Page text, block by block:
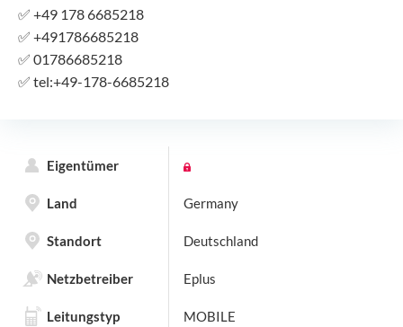
✅ +49 178 6685218
✅ +491786685218
✅ 01786685218
✅ tel:+49-178-6685218
Eigentümer
Land Germany
Standort Deutschland
Netzbetreiber Eplus
Leitungstyp MOBILE